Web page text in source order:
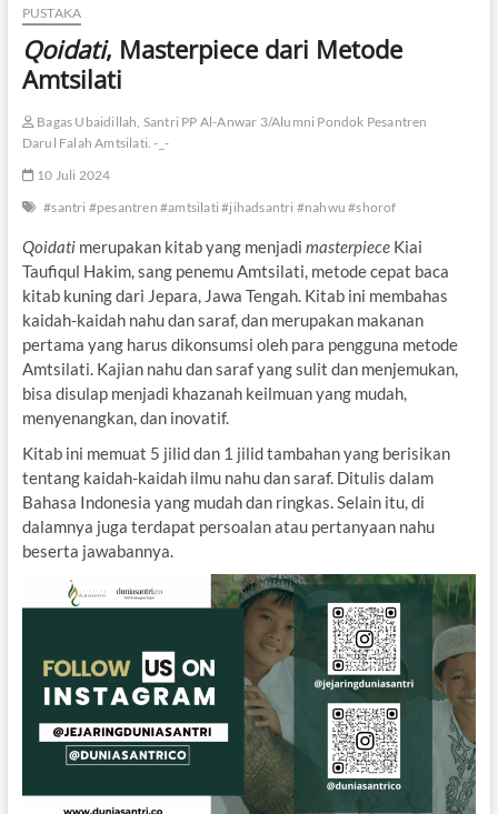
PUSTAKA
Qoidati, Masterpiece dari Metode
Amtsilati
Bagas Ubaidillah, Santri PP Al-Anwar 3/Alumni Pondok Pesantren
Darul Falah Amtsilati. -_-
10 Juli 2024
#santri #pesantren #amtsilati #jihadsantri #nahwu #shorof
Qoidatimerupakan kitab yang menjadi masterpiece Kiai
Taufiqul Hakim, sang penemu Amtsilati, metode cepat baca
kitab kuning dari Jepara, Jawa Tengah. Kitab ini membahas
kaidah-kaidah nahu dan saraf, dan merupakan makanan
pertama yang harus dikonsumsi oleh para pengguna metode
Amtsilati. Kajian nahu dan saraf yang sulit dan menjemukan,
bisa disulap menjadi khazanah keilmuan yang mudah,
menyenangkan, dan inovatif.
Kitab ini memuat 5 jilid dan 1 jilid tambahan yang berisikan
tentang kaidah-kaidah ilmu nahu dan saraf. Ditulis dalam
Bahasa Indonesia yang mudah dan ringkas. Selain itu, di
dalamnya juga terdapat persoalan atau pertanyaan nahu
beserta jawabannya.